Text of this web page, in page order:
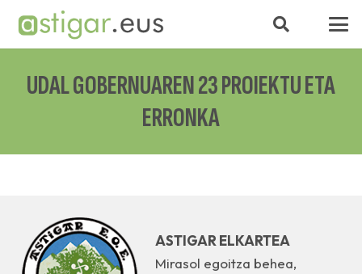
UDAL GOBERNUAREN 23 PROIEKTU ETA
ERRONKA
ASTIGAR ELKARTEA
Mirasol egoitza behea,